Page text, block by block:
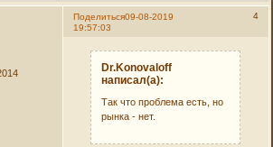
Поделиться 4
09-08-2019
19:57:03
Dr.Konovaloff
написал(а):
Так что проблема есть, но
рынка - нет.